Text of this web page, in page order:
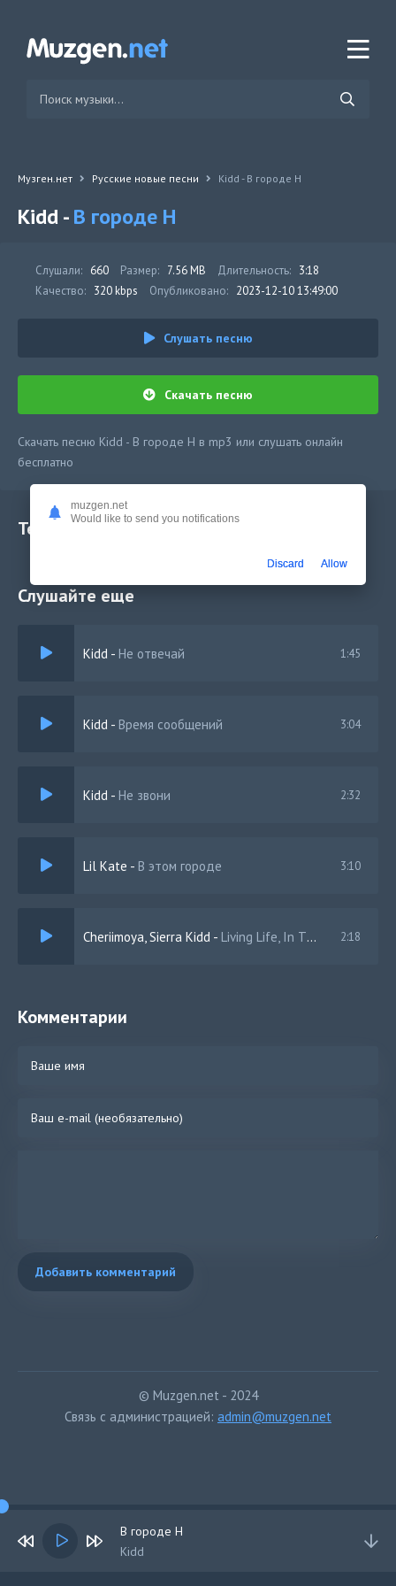
Музген.нет Русские новые песни Kidd - В городе Н
Kidd -В городе Н
Слушали: 660 Размер: 7.56 MB Длительность: 3:18
Качество: 320 kbps Опубликовано: 2023-12-10 13:49:00
Слушать песню
Скачать песню
Скачать песню Kidd - В городе Н в mp3 или слушать онлайн
бесплатно
Текст песни
Слушайте еще
Kidd - Не отвечай 1:45
Kidd - Время сообщений 3:04
Kidd - Не звони 2:32
Lil Kate - В этом городе 3:10
Cheriimoya, Sierra Kidd - Living Life, In The Night (Slowed Bass) 2:18
Комментарии
Добавить комментарий
© Muzgen.net - 2024
Связь с администрацией: admin@muzgen.net
muzgen.net
Would like to send you notifications
Discard Allow
В городе Н
Kidd